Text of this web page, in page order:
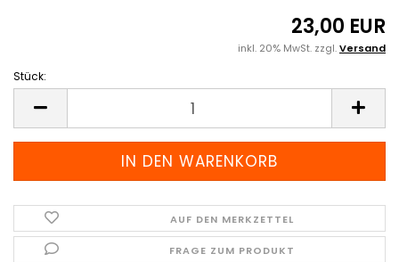
23,00 EUR
inkl. 20% MwSt. zzgl.Versand
Stück:
AUF DEN MERKZETTEL
FRAGE ZUM PRODUKT